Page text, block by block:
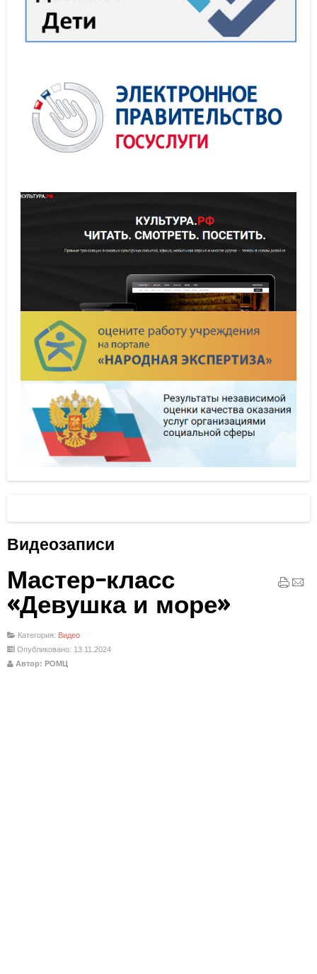
Видеозаписи
Мастер-класс
«Девушка и море»
Категория: Видео
Опубликовано: 13.11.2024
Автор: РОМЦ